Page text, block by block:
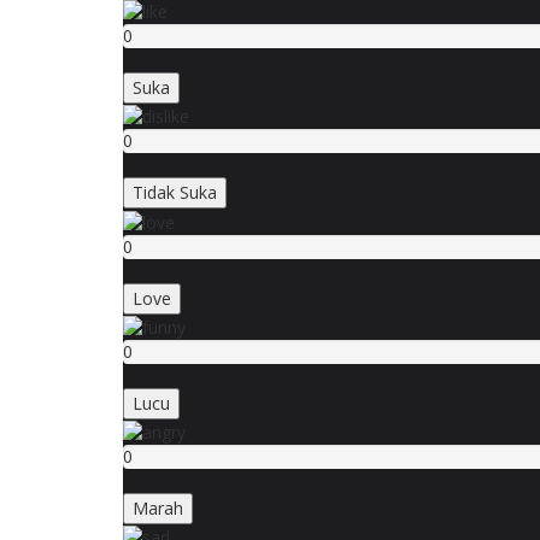
0
Suka
0
Tidak Suka
0
Love
0
Lucu
0
Marah